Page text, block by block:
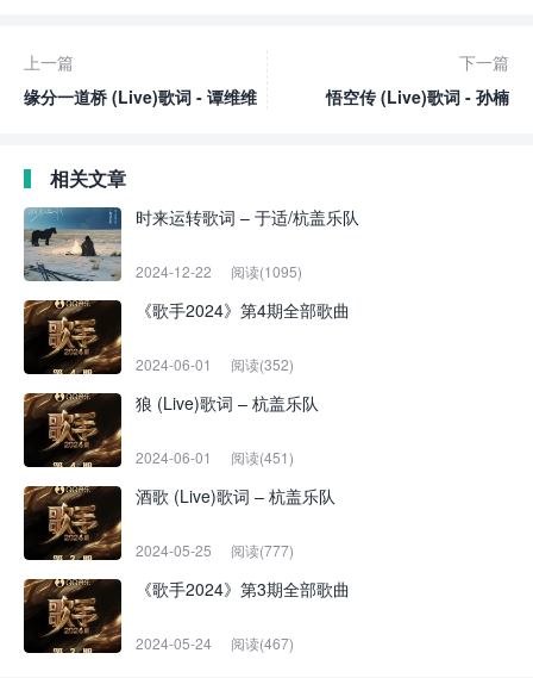
上一篇
缘分一道桥 (Live)歌词 - 谭维维
下一篇
悟空传 (Live)歌词 - 孙楠
相关文章
时来运转歌词 – 于适/杭盖乐队
2024-12-22 阅读(1095)
《歌手2024》第4期全部歌曲
2024-06-01 阅读(352)
狼 (Live)歌词 – 杭盖乐队
2024-06-01 阅读(451)
酒歌 (Live)歌词 – 杭盖乐队
2024-05-25 阅读(777)
《歌手2024》第3期全部歌曲
2024-05-24 阅读(467)